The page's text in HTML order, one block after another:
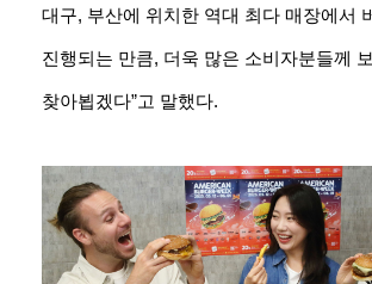
대구, 부산에 위치한 역대 최다 매장에서
진행되는 만큼, 더욱 많은 소비자분들께
찾아뵙겠다”고 말했다.